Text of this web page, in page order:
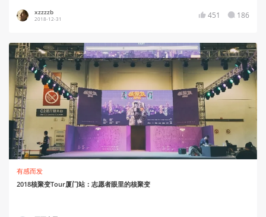
xzzzzb
2018-12-31 451 186
有感而发
2018核聚变Tour厦门站：志愿者眼里的核聚变